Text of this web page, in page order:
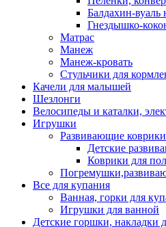
Балдахин-вуаль
Гнездышко-
Матрас
Манеж
Манеж-кровать
Стульчики для
Качели для малышей
Шезлонги
Велосипеды и каталки,
Игрушки
Развивающие коврики
Детские
Коврики для
Все для купания
Ванная, горки для
Игрушки для ванной
Детские горшки, накладки